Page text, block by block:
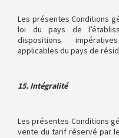
Les présentes Conditions
loi du pays de
dispositions
applicables du pays de
15. Intégralité
Les présentes Conditions
vente du tarif réservé par